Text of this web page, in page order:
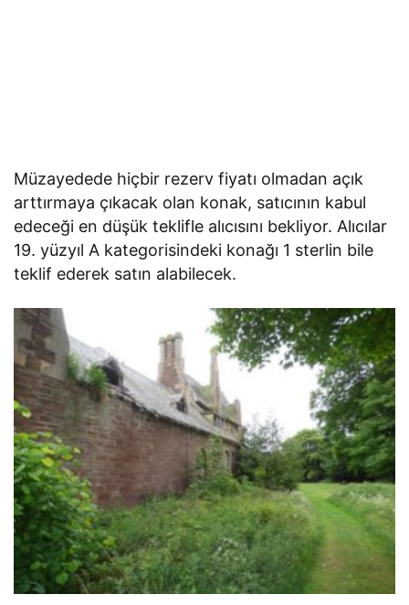
Müzayedede hiçbir rezerv fiyatı olmadan açık
arttırmaya çıkacak olan konak, satıcının kabul
edeceği en düşük teklifle alıcısını bekliyor. Alıcılar
19. yüzyıl A kategorisindeki konağı 1 sterlin bile
teklif ederek satın alabilecek.